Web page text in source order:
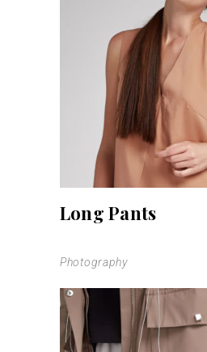
Long Pants
Photography